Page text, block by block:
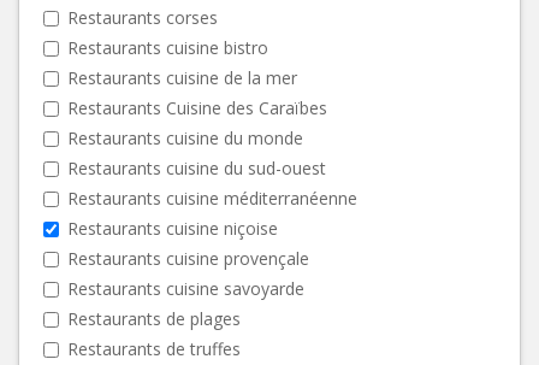
Restaurants corses
Restaurants cuisine bistro
Restaurants cuisine de la mer
Restaurants Cuisine des Caraïbes
Restaurants cuisine du monde
Restaurants cuisine du sud-ouest
Restaurants cuisine méditerranéenne
Restaurants cuisine niçoise
Restaurants cuisine provençale
Restaurants cuisine savoyarde
Restaurants de plages
Restaurants de truffes